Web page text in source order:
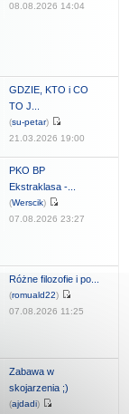
08.08.2026 14:04
GDZIE, KTO i CO
TO J...
(su-petar)
21.03.2026 19:00
PKO BP
Ekstraklasa -...
(Werscik)
07.08.2026 23:27
Różne filozofie i po...
(romuald22)
07.08.2026 11:25
Zabawa w
skojarzenia ;)
(ajdadi)